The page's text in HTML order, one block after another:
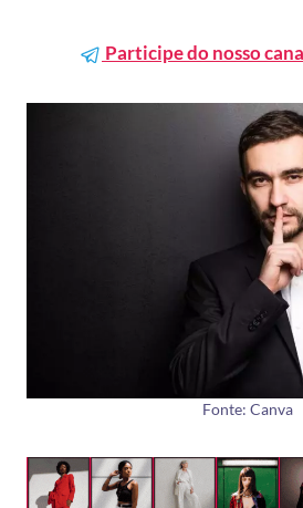
Participe do nosso
Fonte: Canva